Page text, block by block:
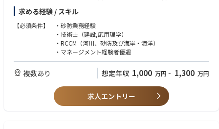
■SharePoint 使用スキル：TypeScript、C#、 PowerShell
SharePointのカスタマイズは、ポータルサイトや業務プロセスの効率化に
利用されます。​
・社内ポータルサイトの構築：部門ごとの情報を整理して、簡単にアクセ
スできるようにデザイン。​
例: 会社のニュース、従業員ハンドブック、プロジェクト進捗を一元管
理するポータルを作成。​
・カスタムWebパーツの作成（SPFx: SharePoint Framework）：標準機能
にはないUI/UXを提供するWebパーツを開発。​
例: リアルタイムのデータ表示やインタラクティブなグラフを埋め込
施設設計、地すべり対策、土砂・洪水氾濫解析、砂防基礎調査、降雨特性
分析等。
・今後、組織強化のためメンバーを増やす予定であり、部下のOJTも担当
・ご入社後は、砂防の専任技術者（現在は河川グループ(設計、計画系業務
担当)や地圏グループ(調査業務担当)が兼務しています）として期待してお
・これまでのご経歴等を踏まえて受注案件を決定、挑戦して頂けます。
■ポジションの魅力：
・公共事業に関わる事が多いため、社会貢献に直結しやすいです。また、
設計の各段階からプロジェクトの完成、さらには管理まですべてを経験で
求める経験 / スキル
【必須条件】 ・砂防業務経験
・技術士（建設,応用理学）
・RCCM（河川、砂防及び海岸・海洋）
・マネージメント経験者優遇
複数あり 想定年収 1,000 万円 ~ 1,300 万円
求人エントリー